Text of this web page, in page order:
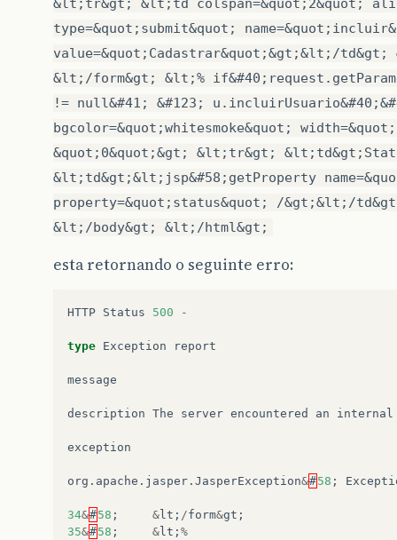
&lt;tr&gt; &lt;td colspan=&quot;2&quot;
type=&quot;submit&quot;
value=&quot;Cadastrar&quot;&gt;&lt;/
&lt;/form&gt; &lt;%
!= null&#41; &#123;
bgcolor=&quot;whitesmoke&quot;
&quot;0&quot;&gt; &lt;tr&gt;
&lt;td&gt;&lt;jsp&#58;getProperty
property=&quot;status&quot; /&gt;&lt;/
&lt;/body&gt; &lt;/html&gt;
esta retornando o seguinte erro:
HTTP Status 500 -
type Exception report
message
description The server encountered an internal
exception
org . apache . jasper . JasperException&#58 ;
34&#58 ; & lt ; /form&gt ;
35&#58 ; & lt ; %